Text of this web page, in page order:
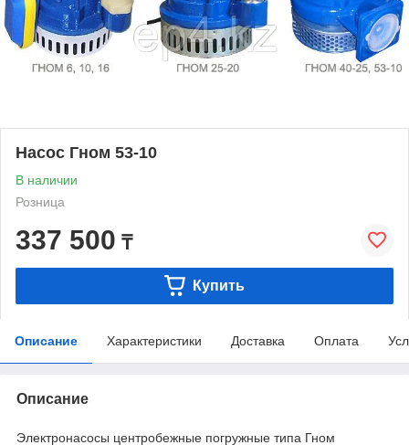
Насос Гном 53-10
В наличии
Розница
337 500 ₸
Купить
Описание Характеристики Доставка Оплата
Описание
Электронасосы центробежные погружные типа Гном